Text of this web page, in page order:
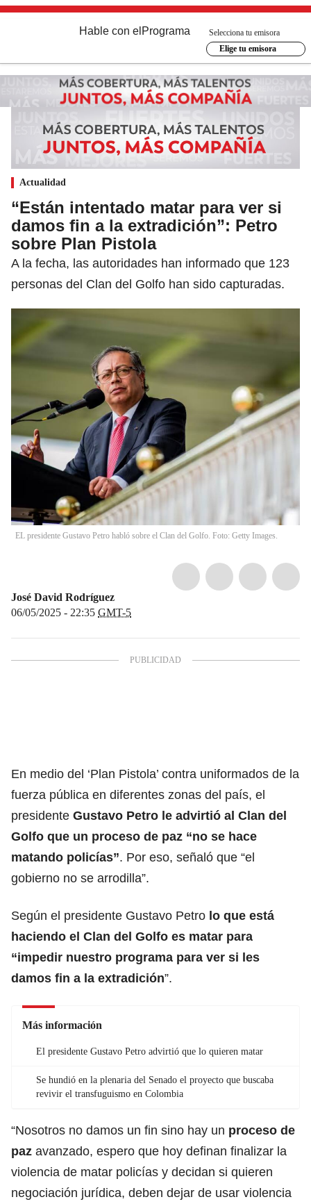
Hable con el Programa
Selecciona tu emisora
Elige tu emisora
Actualidad
“Están intentado matar para ver si
damos fin a la extradición”: Petro
sobre Plan Pistola
A la fecha, las autoridades han informado que 123
personas del Clan del Golfo han sido capturadas.
EL presidente Gustavo Petro habló sobre el Clan del Golfo. Foto: Getty Images.
José David Rodríguez
06/05/2025 - 22:35 GMT-5
En medio del ‘Plan Pistola’ contra uniformados de la
fuerza pública en diferentes zonas del país, el
presidente Gustavo Petro le advirtió al Clan del
Golfo que un proceso de paz “no se hace
matando policías”. Por eso, señaló que “el
gobierno no se arrodilla”.
Según el presidente Gustavo Petro lo que está
haciendo el Clan del Golfo es matar para
“impedir nuestro programa para ver si les
damos fin a la extradición”.
Más información
El presidente Gustavo Petro advirtió que lo quieren matar
Se hundió en la plenaria del Senado el proyecto que buscaba
revivir el transfuguismo en Colombia
“Nosotros no damos un fin sino hay un proceso de
paz avanzado, espero que hoy definan finalizar la
violencia de matar policías y decidan si quieren
negociación jurídica, deben dejar de usar violencia